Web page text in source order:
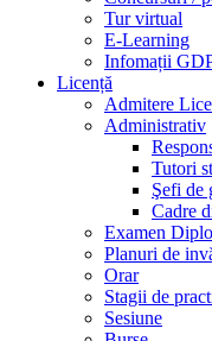
Tur virtual
E-Learning
Infomații
Licență
Admitere
Administrativ
Tutori
Şefi de
Cadre
Examen
Planuri de
Orar
Stagii de
Sesiune